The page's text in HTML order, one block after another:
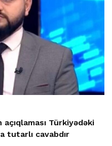
Türkiyədəki
tutarlı cavabdır